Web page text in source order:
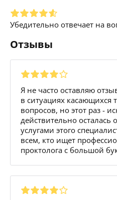
Убедительно отвечает на
Отзывы
Я не часто оставляю
в ситуациях касающихся
вопросов, но этот раз -
действительно осталась
услугами этого
всем, кто ищет
проктолога с большой